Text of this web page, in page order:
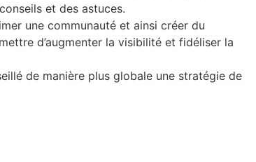
et des astuces.
une communauté et ainsi créer du
d’augmenter la visibilité et fidéliser la
de manière plus globale une stratégie de